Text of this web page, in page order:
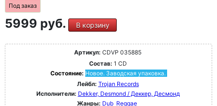
Под заказ
5999 руб. В корзину
Артикул: CDVP 035885
Состав: 1 CD
Состояние: Новое. Заводская упаковка.
Лейбл: Trojan Records
Исполнители: Dekker, Desmond / Деккер, Десмонд
Жанры: Dub Reggae